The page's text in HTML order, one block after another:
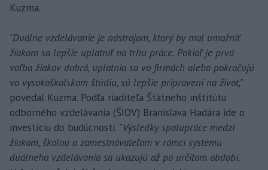
Kuzma.
"Duálne vzdelávanie je nástrojom, ktorý by mal umožniť
žiakom sa lepšie uplatniť na trhu práce. Pokiaľ je prvá
voľba žiakov dobrá, uplatnia sa vo firmách alebo pokračujú
vo vysokoškolskom štúdiu, sú lepšie pripravení na život,"
povedal Kuzma. Podľa riaditeľa Štátneho inštitútu
odborného vzdelávania (ŠIOV) Branislava Hadára ide o
investíciu do budúcnosti. "Výsledky spolupráce medzi
žiakom, školou a zamestnávateľom v rámci systému
duálneho vzdelávania sa ukazujú až po určitom období.